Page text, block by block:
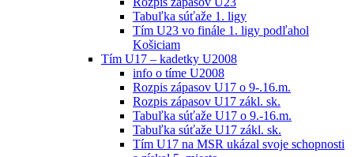
Tabuľka súťaže 1. ligy
Tím U23 vo finále 1. ligy podľahol
Košiciam
Tím U17 – kadetky U2008
info o tíme U2008
Rozpis zápasov U17 o 9-.16.m.
Rozpis zápasov U17 zákl. sk.
Tabuľka súťaže U17 o 9.-16.m.
Tabuľka súťaže U17 zákl. sk.
Tím U17 na MSR ukázal svoje schopnosti